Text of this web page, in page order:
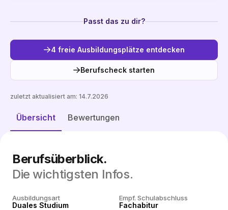
Passt das zu dir?
4 freie Ausbildungsplätze entdecken
Berufscheck starten
Übersicht Bewertungen
zuletzt aktualisiert am: 14.7.2026
Berufsüberblick.
Die wichtigsten Infos.
Ausbildungsart
Duales Studium
Empf. Schulabschluss
Fachabitur